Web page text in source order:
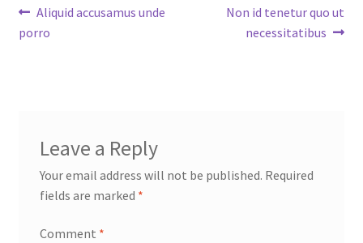
Post
navigation
Previous
post:
Aliquid accusamus unde
porro
Next
post:
Non id tenetur quo ut
necessitatibus
Leave a Reply
Your email address will not be published. Required
fields are marked *
Comment *